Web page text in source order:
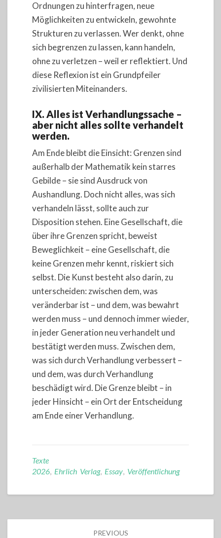
Ordnungen zu hinterfragen, neue
Möglichkeiten zu entwickeln, gewohnte
Strukturen zu verlassen. Wer denkt, ohne
sich begrenzen zu lassen, kann handeln,
ohne zu verletzen – weil er reflektiert. Und
diese Reflexion ist ein Grundpfeiler
zivilisierten Miteinanders.
IX. Alles ist Verhandlungssache –
aber nicht alles sollte verhandelt
werden.
Am Ende bleibt die Einsicht: Grenzen sind
außerhalb der Mathematik kein starres
Gebilde – sie sind Ausdruck von
Aushandlung. Doch nicht alles, was sich
verhandeln lässt, sollte auch zur
Disposition stehen. Eine Gesellschaft, die
über ihre Grenzen spricht, beweist
Beweglichkeit – eine Gesellschaft, die
keine Grenzen mehr kennt, riskiert sich
selbst. Die Kunst besteht also darin, zu
unterscheiden: zwischen dem, was
veränderbar ist – und dem, was bewahrt
werden muss – und dennoch immer wieder,
in jeder Generation neu verhandelt und
bestätigt werden muss. Zwischen dem,
was sich durch Verhandlung verbessert –
und dem, was durch Verhandlung
beschädigt wird. Die Grenze bleibt – in
jeder Hinsicht – ein Ort der Entscheidung
am Ende einer Verhandlung.
Texte
2026, Ehrlich Verlag, Essay, Veröffentlichung
PREVIOUS